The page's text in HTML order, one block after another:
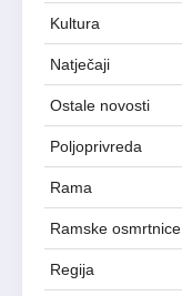
Kultura
Natječaji
Ostale novosti
Poljoprivreda
Rama
Ramske osmrtnice
Regija